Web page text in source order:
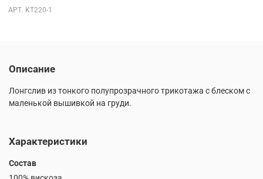
АРТ. KT220-1
Описание
Лонгслив из тонкого полупрозрачного трикотажа с блеском с
маленькой вышивкой на груди.
Характеристики
Состав